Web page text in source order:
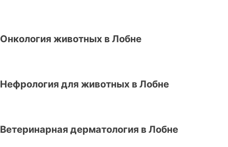
Онкология животных в Лобне
Нефрология для животных в Лобне
Ветеринарная дерматология в Лобне